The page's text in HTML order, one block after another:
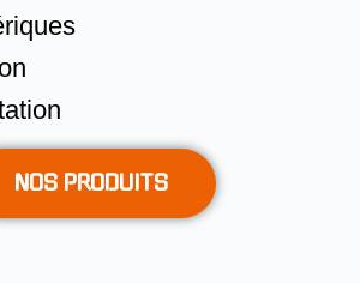
NOS PRODUITS